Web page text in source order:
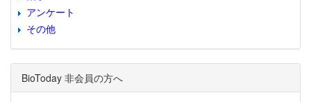
アンケート
その他
BioToday 非会員の方へ